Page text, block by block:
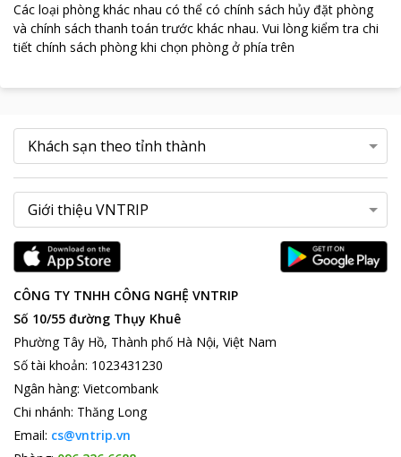
Các loại phòng khác nhau có thể có chính sách hủy đặt phòng
và chính sách thanh toán trước khác nhau. Vui lòng kiểm tra chi
tiết chính sách phòng khi chọn phòng ở phía trên
CÔNG TY TNHH CÔNG NGHỆ VNTRIP
Số 10/55 đường Thụy Khuê
Phường Tây Hồ, Thành phố Hà Nội, Việt Nam
Số tài khoản: 1023431230
Ngân hàng: Vietcombank
Chi nhánh: Thăng Long
Email: cs@vntrip.vn